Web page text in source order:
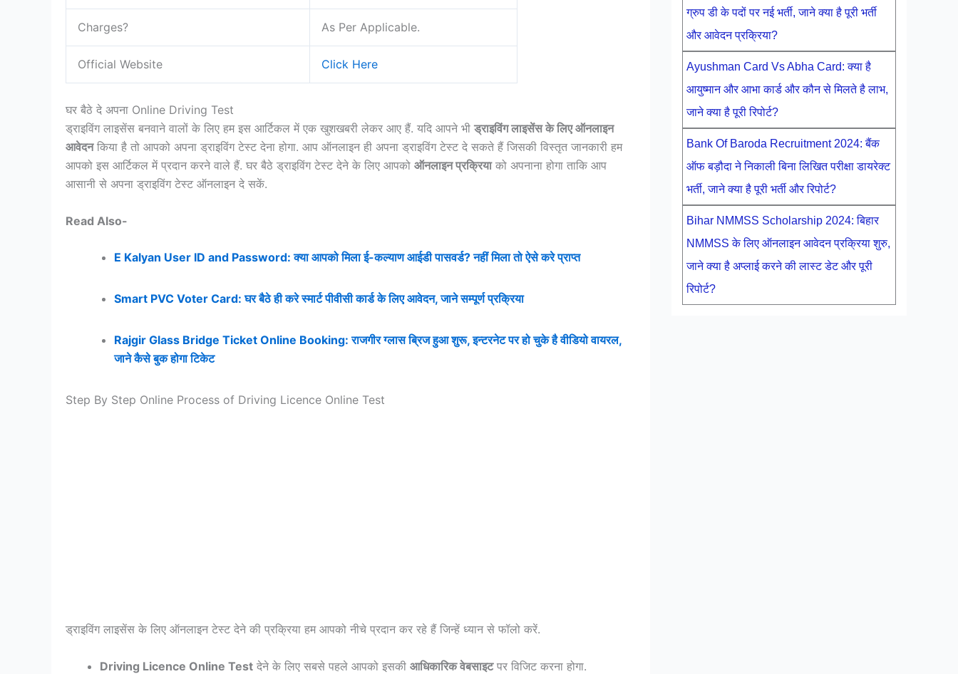
Charges? As Per Applicable.
Official Website Click Here
घर बैठे दे अपना Online Driving Test
ड्राइविंग लाइसेंस बनवाने वालों के लिए हम इस आर्टिकल में एक खुशखबरी लेकर आए हैं. यदि आपने भी ड्राइविंग लाइसेंस के लिए ऑनलाइन
आवेदनकिया है तो आपको अपना ड्राइविंग टेस्ट देना होगा. आप ऑनलाइन ही अपना ड्राइविंग टेस्ट दे सकते हैं जिसकी विस्तृत जानकारी हम
आपको इस आर्टिकल में प्रदान करने वाले हैं. घर बैठे ड्राइविंग टेस्ट देने के लिए आपको ऑनलाइन प्रक्रियाको अपनाना होगा ताकि आप
आसानी से अपना ड्राइविंग टेस्ट ऑनलाइन दे सकें.
Read Also-
E Kalyan User ID and Password: क्या आपको मिला ई-कल्याण आईडी पासवर्ड? नहीं मिला तो ऐसे करे प्राप्त
Smart PVC Voter Card: घर बैठे ही करे स्मार्ट पीवीसी कार्ड के लिए आवेदन, जाने सम्पूर्ण प्रक्रिया
Rajgir Glass Bridge Ticket Online Booking: राजगीर ग्लास ब्रिज हुआ शुरू, इन्टरनेट पर हो चुके है वीडियो वायरल,
जाने कैसे बुक होगा टिकेट
Step By Step Online Process of Driving Licence Online Test
ड्राइविंग लाइसेंस के लिए ऑनलाइन टेस्ट देने की प्रक्रिया हम आपको नीचे प्रदान कर रहे हैं जिन्हें ध्यान से फॉलो करें.
Driving Licence Online Test देने के लिए सबसे पहले आपको इसकी आधिकारिक वेबसाइटपर विजिट करना होगा.
ग्रुप डी के पदों पर नई भर्ती, जाने क्या है पूरी भर्ती
और आवेदन प्रक्रिया?
Ayushman Card Vs Abha Card: क्या है
आयुष्मान और आभा कार्ड और कौन से मिलते है लाभ,
जाने क्या है पूरी रिपोर्ट?
Bank Of Baroda Recruitment 2024: बैंक
ऑफ बड़ौदा ने निकाली बिना लिखित परीक्षा डायरेक्ट
भर्ती, जाने क्या है पूरी भर्ती और रिपोर्ट?
Bihar NMMSS Scholarship 2024: बिहार
NMMSS के लिए ऑनलाइन आवेदन प्रक्रिया शुरु,
जाने क्या है अप्लाई करने की लास्ट डेट और पूरी
रिपोर्ट?